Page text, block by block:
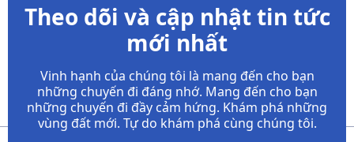
Theo dõi và cập nhật tin tức
mới nhất
Vinh hạnh của chúng tôi là mang đến cho bạn
những chuyến đi đáng nhớ. Mang đến cho bạn
những chuyến đi đầy cảm hứng. Khám phá những
vùng đất mới. Tự do khám phá cùng chúng tôi.